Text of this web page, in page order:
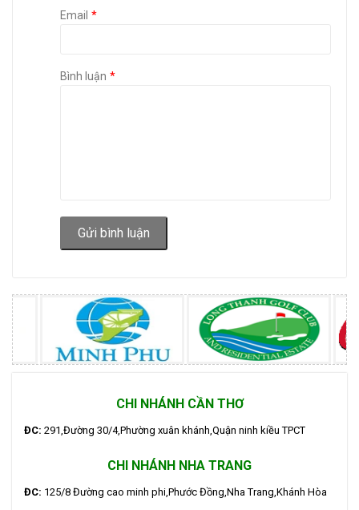
Email
Bình luận
Gửi bình luận
CHI NHÁNH CẦN THƠ
ĐC: 291,Đường 30/4,Phường xuân khánh,Quận ninh kiều TPCT
CHI NHÁNH NHA TRANG
ĐC: 125/8 Đường cao minh phi,Phước Đồng,Nha Trang,Khánh Hòa